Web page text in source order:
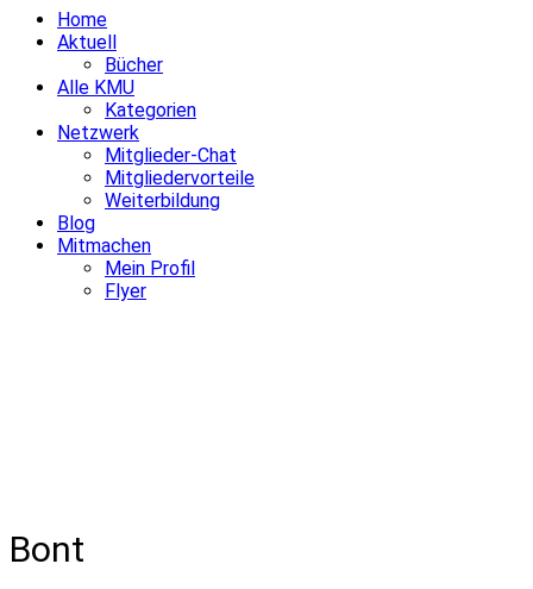
Home
Aktuell
Bücher
Alle KMU
Kategorien
Netzwerk
Mitglieder-Chat
Mitgliedervorteile
Weiterbildung
Blog
Mitmachen
Mein Profil
Flyer
Bont